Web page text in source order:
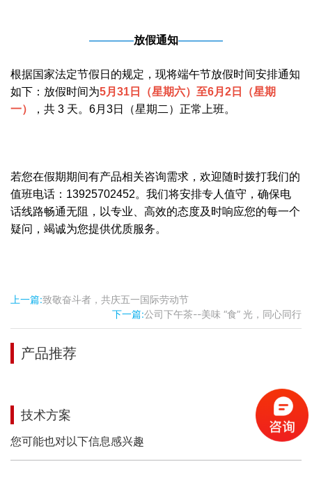
————放假通知————
根据国家法定节假日的规定，现将端午节放假时间安排通知
如下：放假时间为5月31日（星期六）至6月2日（星期
一）
，共 3 天。6月3日（星期二）正常上班。
若您在假期期间有产品相关咨询需求，欢迎随时拨打我们的
值班电话：13925702452。我们将安排专人值守，确保电
话线路畅通无阻，以专业、高效的态度及时响应您的每一个
疑问，竭诚为您提供优质服务。
上一篇:致敬奋斗者，共庆五一国际劳动节
下一篇:公司下午茶--美味 “食” 光，同心同行
产品推荐
技术方案
MORE+
您可能也对以下信息感兴趣